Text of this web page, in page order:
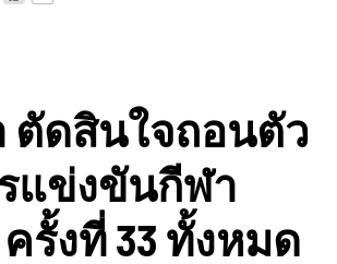
ตัดสินใจถอนตัว
แข่งขันกีฬา
รั้งที่ 33 ทั้งหมด